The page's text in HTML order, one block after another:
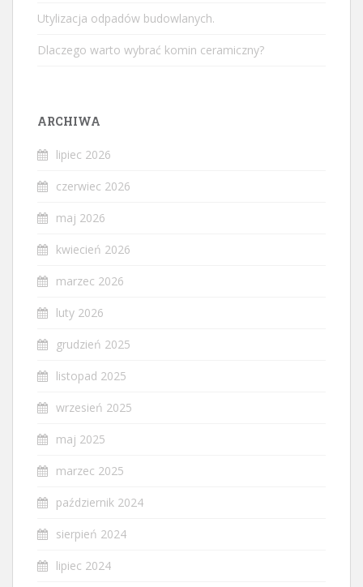
Utylizacja odpadów budowlanych.
Dlaczego warto wybrać komin ceramiczny?
ARCHIWA
lipiec 2026
czerwiec 2026
maj 2026
kwiecień 2026
marzec 2026
luty 2026
grudzień 2025
listopad 2025
wrzesień 2025
maj 2025
marzec 2025
październik 2024
sierpień 2024
lipiec 2024